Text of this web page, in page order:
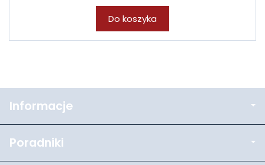
Do koszyka
Informacje
Poradniki